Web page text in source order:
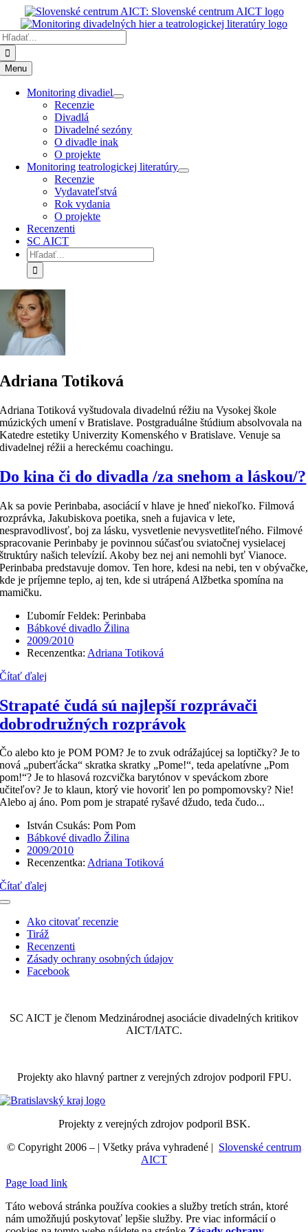
Preskočiť
obsahu
Menu
Monitoring divadiel
Recenzie
Divadlá
Divadelné sezóny
O divadle inak
O projekte
Monitoring teatrologickej literatúry
Recenzie
Vydavateľstvá
Rok vydania
O projekte
Recenzenti
SC AICT
Hľadať:
Adriana Totiková
Adriana Totiková vyštudovala divadelnú réžiu na Vysokej škole
múzických umení v Bratislave. Postgraduálne štúdium absolvovala na
Katedre estetiky Univerzity Komenského v Bratislave. Venuje sa
divadelnej réžii a hereckému coachingu.
Do kina či do divadla /za snehom a láskou/?
Ak sa povie Perinbaba, asociácií v hlave je hneď niekoľko. Filmová
rozprávka, Jakubiskova poetika, sneh a fujavica v lete,
nespravodlivosť, boj za lásku, vysvetlenie nevysvetliteľného. Filmové
spracovanie Perinbaby je povinnou súčasťou sviatočnej vysielacej
štruktúry našich televízií. Akoby bez nej ani nemohli byť Vianoce.
Perinbaba predstavuje domov. Ten hore, kdesi na nebi, ten v obývačke,
kde je príjemne teplo, aj ten, kde si utrápená Alžbetka spomína na
mamičku.
Ľubomír Feldek: Perinbaba
Bábkové divadlo Žilina
2009/2010
Recenzentka: Adriana Totiková
Čítať ďalej
Strapaté čudá sú najlepší rozprávači
dobrodružných rozprávok
Čo alebo kto je POM POM? Je to zvuk odrážajúcej sa loptičky? Je to
nová „puberťácka“ skratka skratky „Pome!“, teda apelatívne „Pom
pom!“? Je to hlasová rozcvička barytónov v speváckom zbore
učiteľov? Je to klaun, ktorý vie hovoriť len po pompomovsky? Nie!
Alebo aj áno. Pom pom je strapaté ryšavé džudo, teda čudo...
István Csukás: Pom Pom
Bábkové divadlo Žilina
2009/2010
Recenzentka:Adriana Totiková
Čítať ďalej
Toggle
NavigationAko citovať recenzie
Tiráž
Recenzenti
Zásady ochrany osobných údajov
Facebook
SC AICT je členom Medzinárodnej asociácie divadelných kritikov
AICT/IATC.
Projekty ako hlavný partner z verejných zdrojov podporil FPU.
Projekty z verejných zdrojov podporil BSK.
© Copyright 2006 – | Všetky práva vyhradené | Slovenské centrum
AICT
Page load link
Táto webová stránka používa cookies a služby tretích strán, ktoré
nám umožňujú poskytovať lepšie služby. Pre viac informácií o